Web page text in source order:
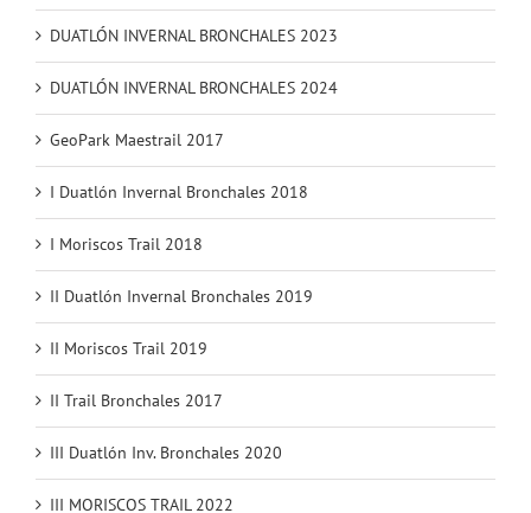
DUATLÓN INVERNAL BRONCHALES 2023
DUATLÓN INVERNAL BRONCHALES 2024
GeoPark Maestrail 2017
I Duatlón Invernal Bronchales 2018
I Moriscos Trail 2018
II Duatlón Invernal Bronchales 2019
II Moriscos Trail 2019
II Trail Bronchales 2017
III Duatlón Inv. Bronchales 2020
III MORISCOS TRAIL 2022